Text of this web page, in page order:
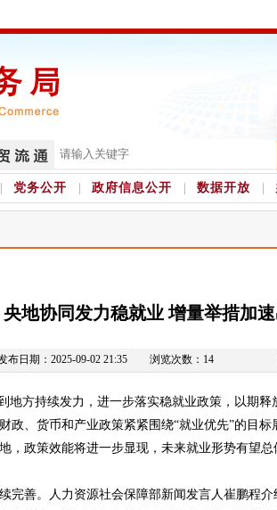
党务公开 政府信息公开 数据开放
央地协同发力稳就业 增量举措加
布日期：2025-09-02 21:35 浏览次数： 14
地方持续发力，进一步落实稳就业政策，以期释
政、货币和产业政策紧紧围绕“就业优先”的目
，政策效能将进一步显现，未来就业形势有望总
完善。人力资源社会保障部新闻发言人崔鹏程